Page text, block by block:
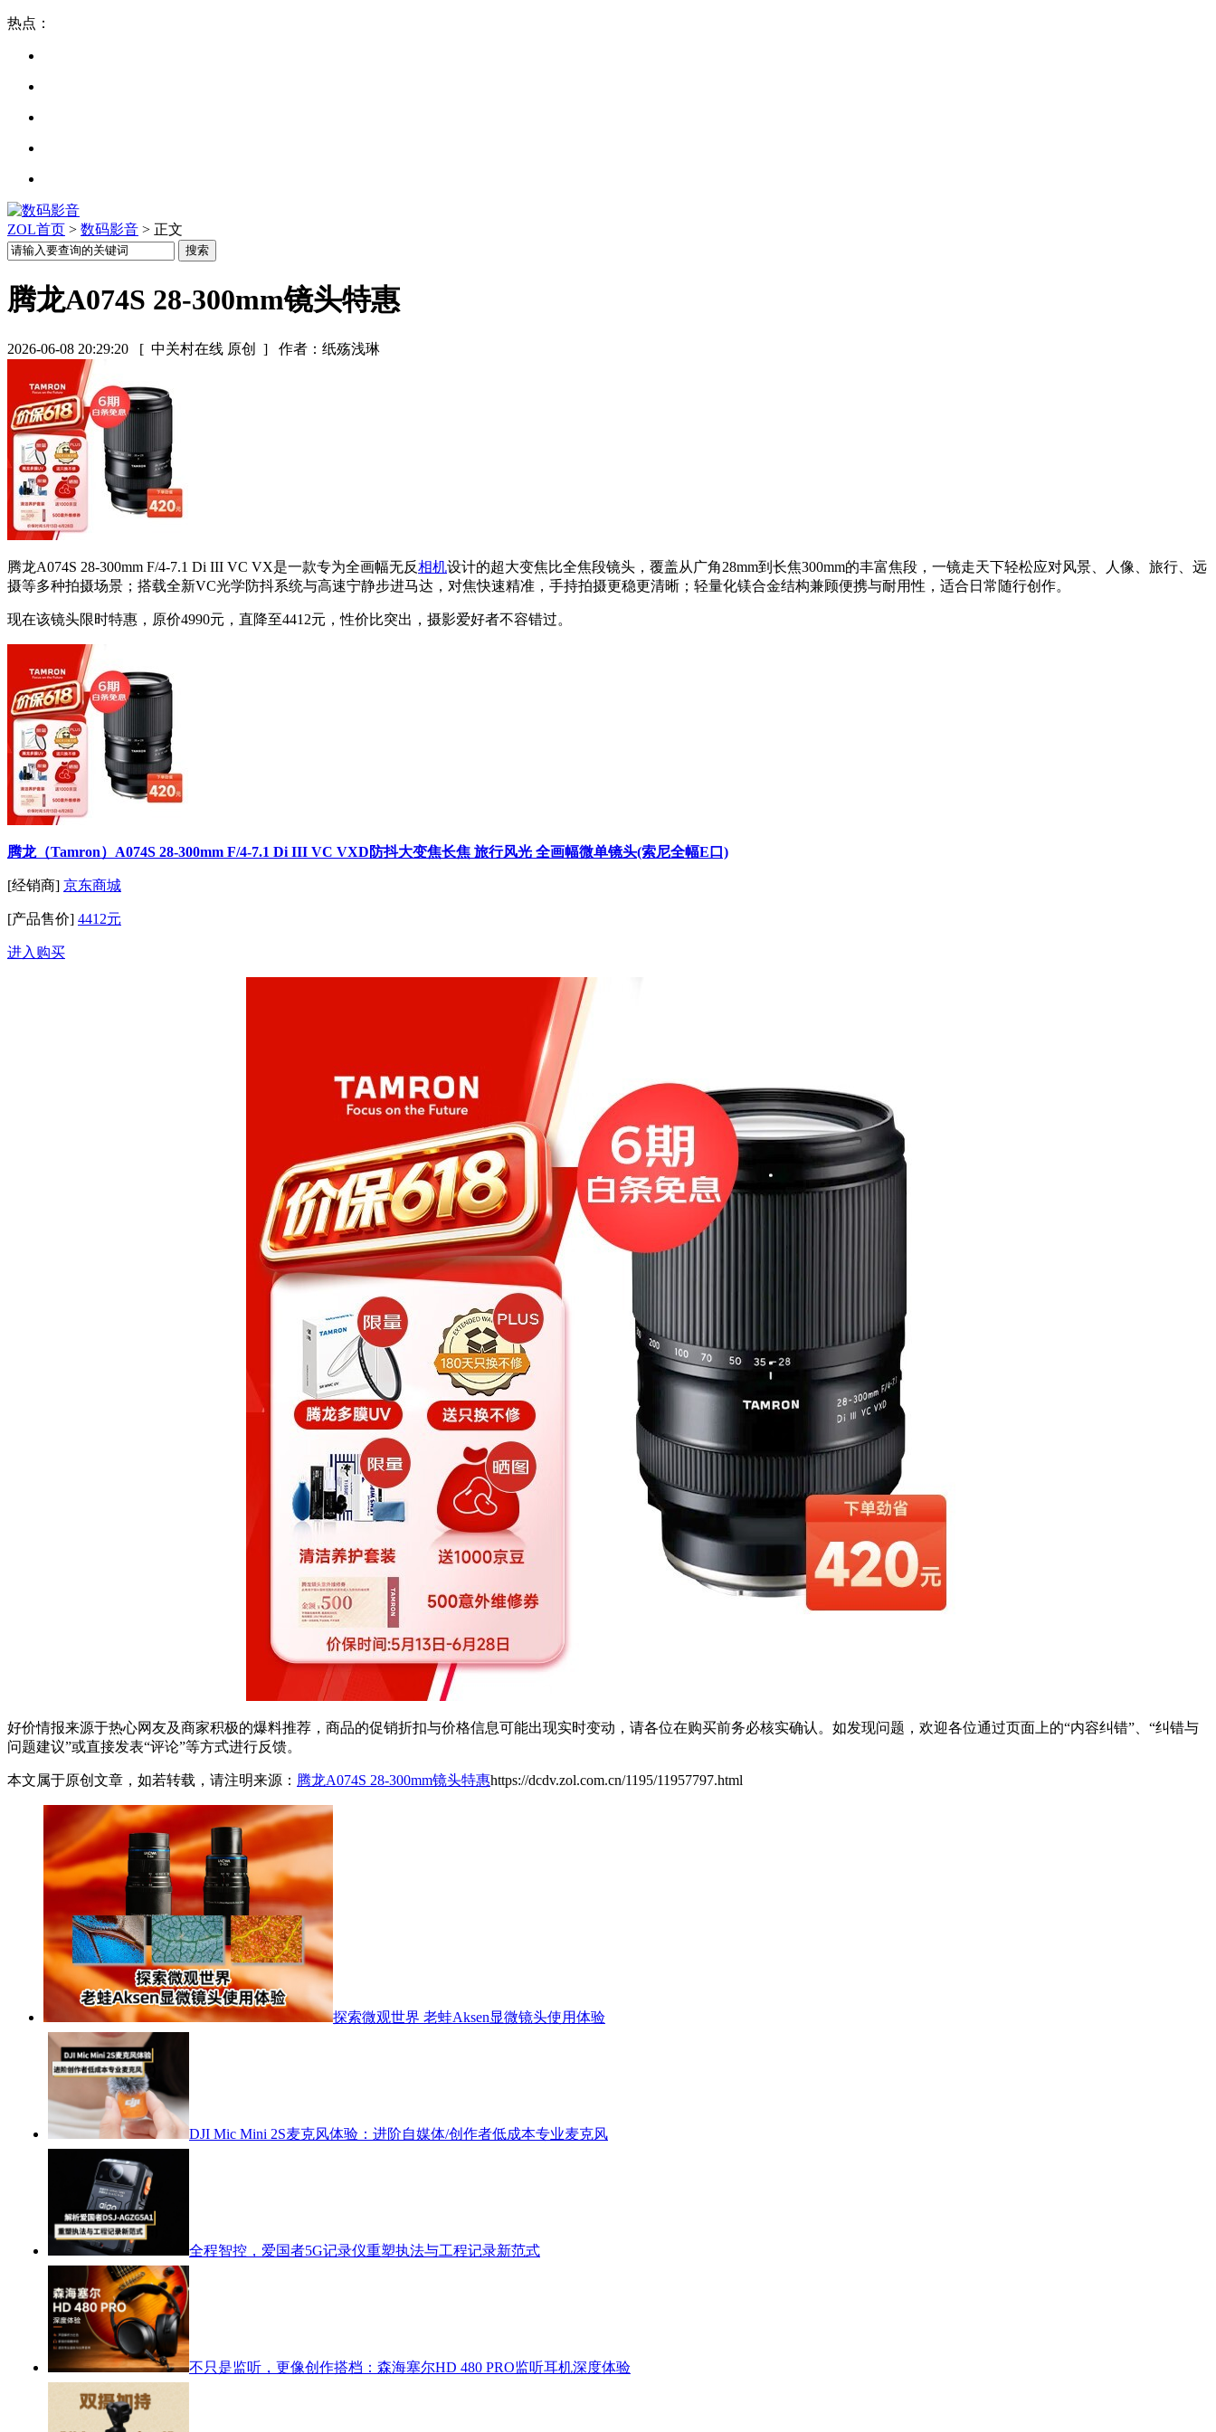
热点：
ZOL首页 > 数码影音 > 正文
腾龙A074S 28-300mm镜头特惠
2026-06-08 20:29:20 [ 中关村在线 原创 ] 作者：纸殇浅琳
腾龙A074S 28-300mm F/4-7.1 Di III VC VX是一款专为全画幅无反相机设计的超大变焦比全焦段镜头，覆盖从广角28mm到长焦300mm的丰富焦段，一镜走天下轻松应对风景、人像、旅行、远
摄等多种拍摄场景；搭载全新VC光学防抖系统与高速宁静步进马达，对焦快速精准，手持拍摄更稳更清晰；轻量化镁合金结构兼顾便携与耐用性，适合日常随行创作。
现在该镜头限时特惠，原价4990元，直降至4412元，性价比突出，摄影爱好者不容错过。
腾龙（Tamron）A074S 28-300mm F/4-7.1 Di III VC VXD防抖大变焦长焦 旅行风光 全画幅微单镜头(索尼全幅E口)
[经销商] 京东商城
[产品售价] 4412元
进入购买
好价情报来源于热心网友及商家积极的爆料推荐，商品的促销折扣与价格信息可能出现实时变动，请各位在购买前务必核实确认。如发现问题，欢迎各位通过页面上的“内容纠错”、“纠错与
问题建议”或直接发表“评论”等方式进行反馈。
本文属于原创文章，如若转载，请注明来源： 腾龙A074S 28-300mm镜头特惠https://dcdv.zol.com.cn/1195/11957797.html
探索微观世界 老蛙Aksen显微镜头使用体验
DJI Mic Mini 2S麦克风体验：进阶自媒体/创作者低成本专业麦克风
全程智控，爱国者5G记录仪重塑执法与工程记录新范式
不只是监听，更像创作搭档：森海塞尔HD 480 PRO监听耳机深度体验